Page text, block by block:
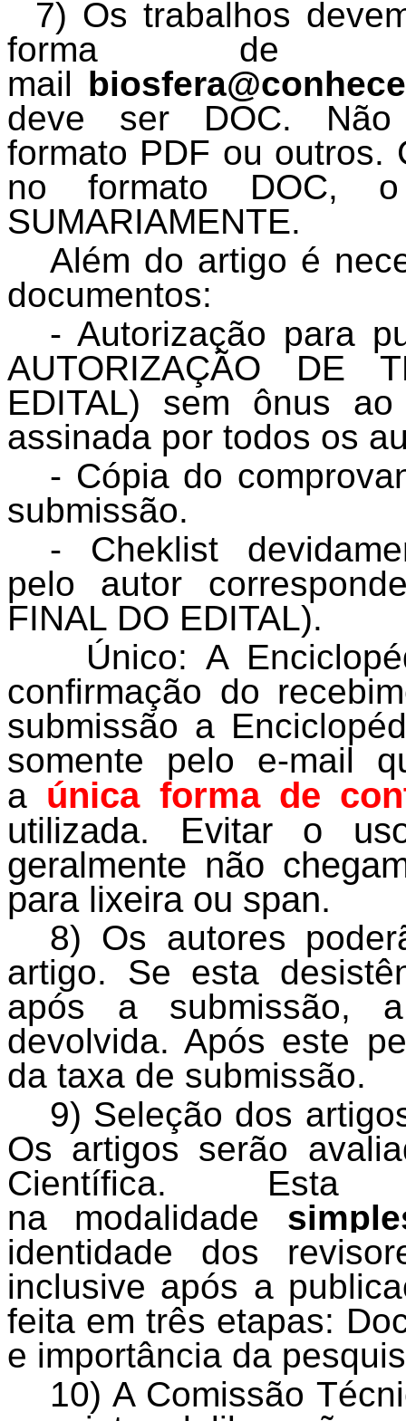
7) Os trabalhos
forma de
mail
deve ser DOC.
formato PDF ou outros.
no formato DOC, o
SUMARIAMENTE.
Além do artigo é
documentos:
- Autorização para
AUTORIZAÇÃO DE
EDITAL) sem ônus
assinada por todos os
- Cópia do
submissão.
- Cheklist
pelo autor
FINAL DO EDITAL).
Único: A
confirmação do
submissão a
somente pelo e-mail
a única forma de
utilizada. Evitar o
geralmente não
para lixeira ou span.
8) Os autores
artigo. Se esta
após a submissão,
devolvida. Após este
da taxa de submissão.
9) Seleção dos
Os artigos serão
Científica.
na modalidade
identidade dos
inclusive após a
feita em três etapas:
e importância da
10) A Comissão